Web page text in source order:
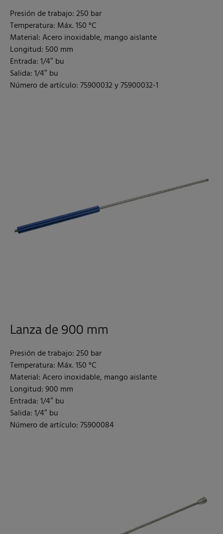
Presión de trabajo: 250 bar
Temperatura: Máx. 150 °C
Material: Acero inoxidable, mango aislante
Longitud: 500 mm
Entrada: 1/4″ bu
Salida: 1/4″ bu
Número de artículo: 75900032 y 75900032-1
Lanza de 900 mm
Presión de trabajo: 250 bar
Temperatura: Máx. 150 °C
Material: Acero inoxidable, mango aislante
Longitud: 900 mm
Entrada: 1/4″ bu
Salida: 1/4″ bu
Número de artículo: 75900084